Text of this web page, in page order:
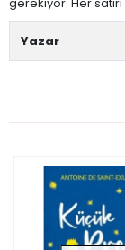
Yazar